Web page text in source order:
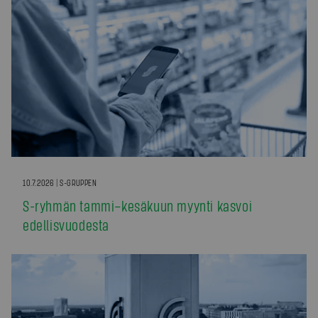
10.7.2026 | S-GRUPPEN
S-ryhmän tammi–kesäkuun myynti kasvoi
edellisvuodesta